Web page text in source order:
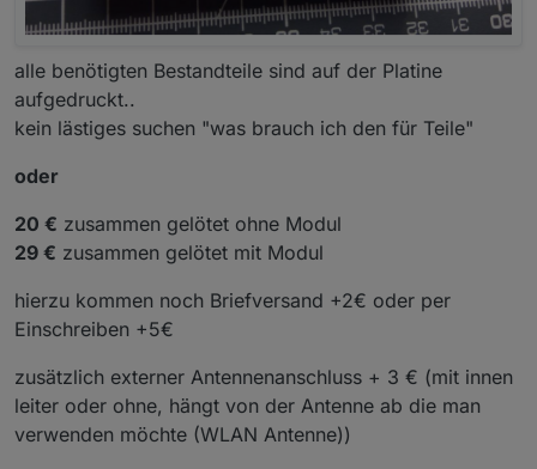
alle benötigten Bestandteile sind auf der Platine
aufgedruckt..
kein lästiges suchen "was brauch ich den für Teile"
oder
20 € zusammen gelötet ohne Modul
29 € zusammen gelötet mit Modul
hierzu kommen noch Briefversand +2€ oder per
Einschreiben +5€
zusätzlich externer Antennenanschluss + 3 € (mit innen
leiter oder ohne, hängt von der Antenne ab die man
verwenden möchte (WLAN Antenne))